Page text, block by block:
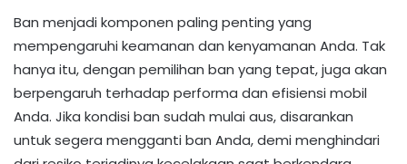
Ban menjadi komponen paling penting yang
mempengaruhi keamanan dan kenyamanan Anda. Tak
hanya itu, dengan pemilihan ban yang tepat, juga akan
berpengaruh terhadap performa dan efisiensi mobil
Anda. Jika kondisi ban sudah mulai aus, disarankan
untuk segera mengganti ban Anda, demi menghindari